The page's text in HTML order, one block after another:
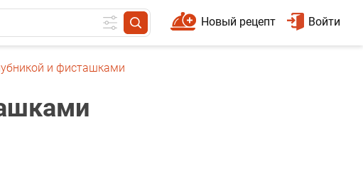
Войти
Новый рецепт
и фисташками